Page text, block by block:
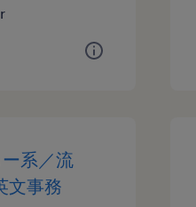
系／流
文事務